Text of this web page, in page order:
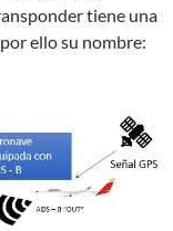
tiene una
ello su nombre: